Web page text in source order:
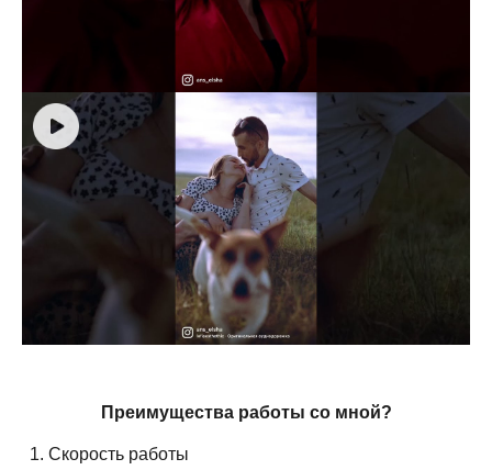
Преимущества работы со мной?
Скорость работы